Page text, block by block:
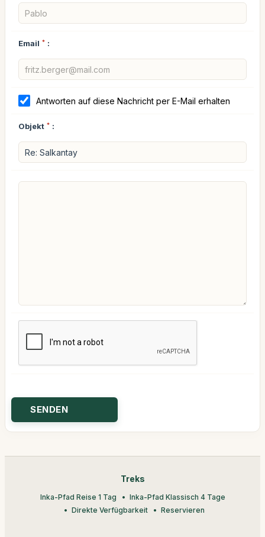
Email * :
Antworten auf diese Nachricht per E-Mail erhalten
Objekt * :
Treks
Inka-Pfad Reise 1 Tag
Inka-Pfad Klassisch 4 Tage
Direkte Verfügbarkeit
Reservieren